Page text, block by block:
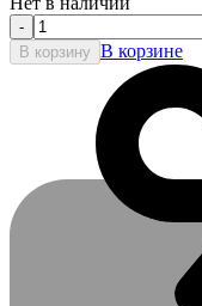
-
В корзину В корзине